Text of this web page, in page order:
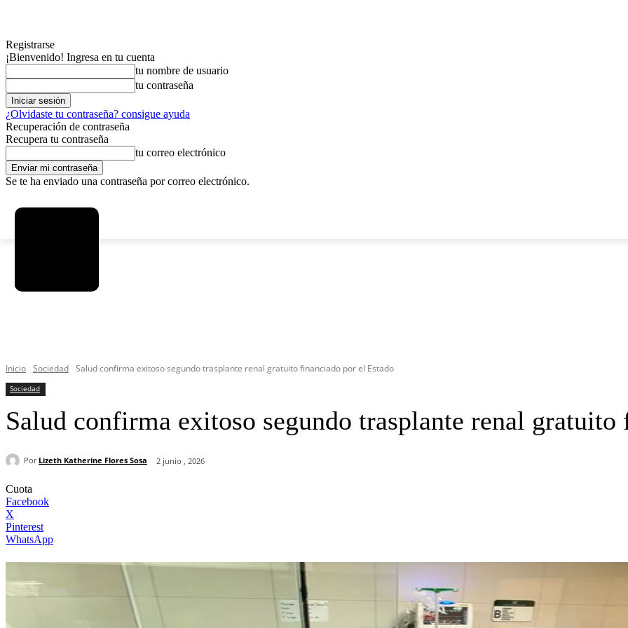
Registrarse
¡Bienvenido! Ingresa en tu cuenta
tu nombre de usuario
tu contraseña
¿Olvidaste tu contraseña? consigue ayuda
Recuperación de contraseña
Recupera tu contraseña
tu correo electrónico
Se te ha enviado una contraseña por correo electrónico.
Inicio Sociedad Salud confirma exitoso segundo trasplante renal gratuito financiado por el Estado
Sociedad
Salud confirma exitoso segundo trasplante renal
Por Lizeth Katherine Flores Sosa 2 junio , 2026
Cuota
Facebook
X
Pinterest
WhatsApp